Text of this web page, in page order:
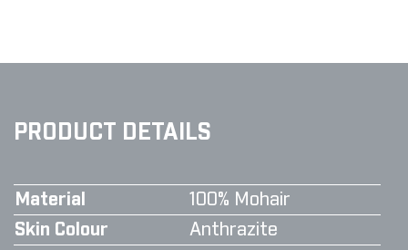
PRODUCT DETAILS
Material
100% Mohair
Skin Colour
Anthrazite